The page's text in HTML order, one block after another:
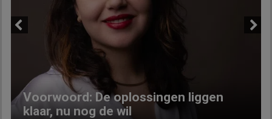
Voorwoord: De oplossingen liggen
klaar, nu nog de wil